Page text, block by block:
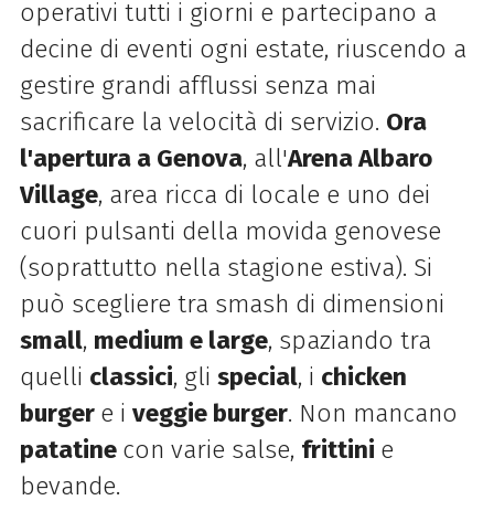
operativi tutti i giorni e partecipano a
decine di eventi ogni estate, riuscendo a
gestire grandi afflussi senza mai
sacrificare la velocità di servizio. Ora
l'apertura a Genova, all'Arena Albaro
Village, area ricca di locale e uno dei
cuori pulsanti della movida genovese
(soprattutto nella stagione estiva). Si
può scegliere tra smash di dimensioni
small, medium e large, spaziando tra
quelli classici, gli special, i chicken
burger e i veggie burger. Non mancano
patatine con varie salse, frittini e
bevande.